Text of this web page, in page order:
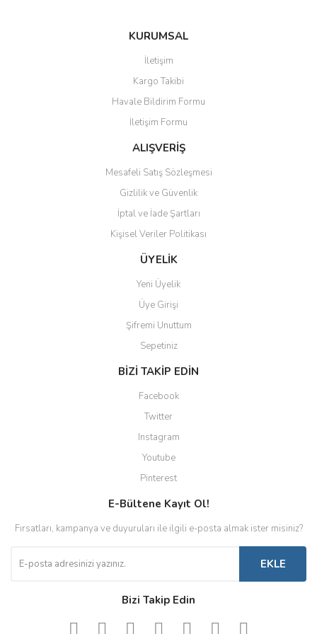
Gönder
KURUMSAL
İletişim
Kargo Takibi
Havale Bildirim Formu
İletişim Formu
ALIŞVERİŞ
Mesafeli Satış Sözleşmesi
Gizlilik ve Güvenlik
İptal ve İade Şartları
Kişisel Veriler Politikası
ÜYELİK
Yeni Üyelik
Üye Girişi
Şifremi Unuttum
Sepetiniz
BİZİ TAKİP EDİN
Facebook
Twitter
Instagram
Youtube
Pinterest
E-Bültene Kayıt Ol!
Fırsatları, kampanya ve duyuruları ile ilgili e-posta almak ister misiniz?
EKLE
Bizi Takip Edin